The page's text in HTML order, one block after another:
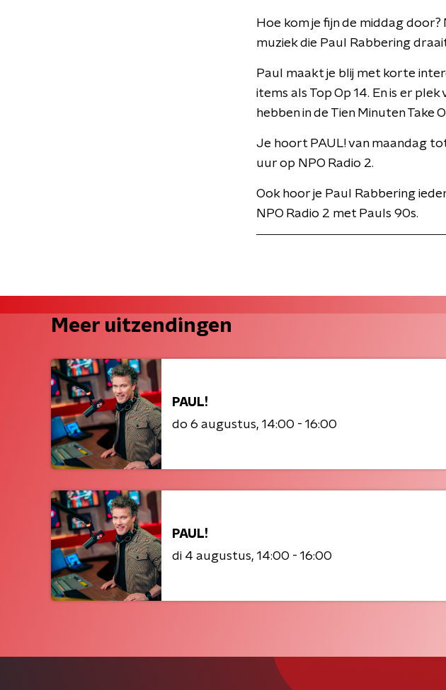
Hoe kom je fijn de middag
muziek die Paul Rabbering
Paul maakt je blij met korte
items als Top Op 14. En is er
hebben in de Tien Minuten Take
Je hoort PAUL! van maandag
uur op NPO Radio 2.
Ook hoor je Paul Rabbering
NPO Radio 2 met Pauls 90s.
Meer uitzendingen
PAUL!
do 6 augustus 14:00 - 16:00
PAUL!
di 4 augustus 14:00 - 16:00